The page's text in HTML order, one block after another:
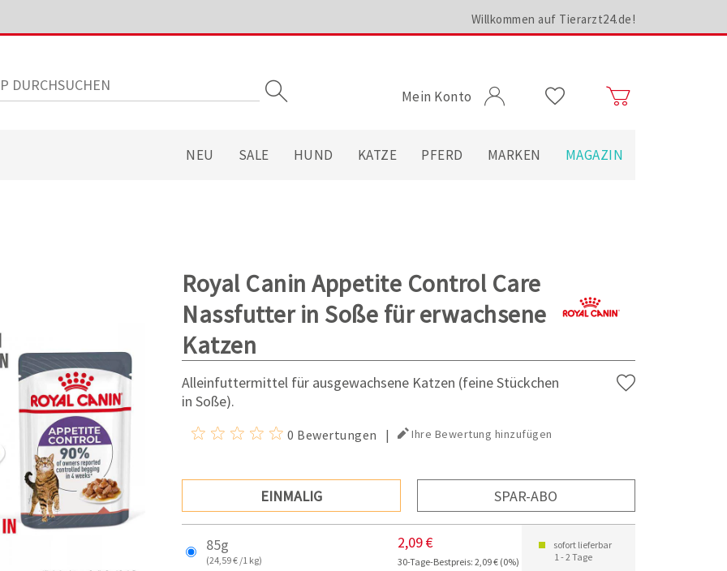
Willkommen auf Tierarzt24.de!
Mein Konto
NEU SALE HUND KATZE PFERD MARKEN MAGAZIN
Royal Canin Appetite Control Care
Nassfutter in Soße für erwachsene
Katzen
Alleinfuttermittel für ausgewachsene Katzen (feine Stückchen
in Soße).
0 Bewertungen | Ihre Bewertung hinzufügen
EINMALIG SPAR-ABO
85g
(24,59 € /1 kg)
2,09 €
30-Tage-Bestpreis: 2,09 € (0%)
sofort lieferbar
1 - 2 Tage